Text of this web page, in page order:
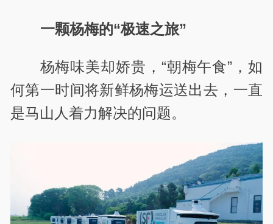
一颗杨梅的“极速之旅”
杨梅味美却娇贵，“朝梅午食”，如
何第一时间将新鲜杨梅运送出去，一直
是马山人着力解决的问题。